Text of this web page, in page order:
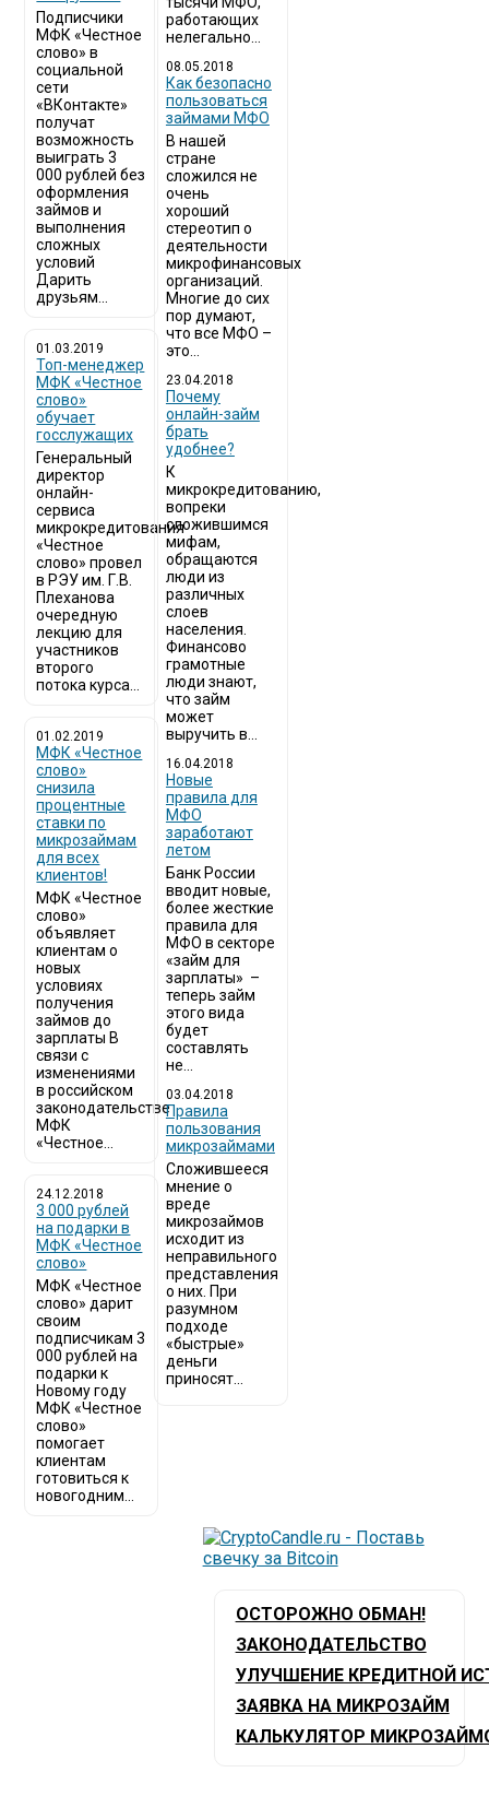
Подписчики
МФК «Честное
слово» в
социальной
сети
«ВКонтакте»
получат
возможность
выиграть 3
000 рублей без
оформления
займов и
выполнения
сложных
условий
Дарить
друзьям...
01.03.2019
Топ-менеджер
МФК «Честное
слово»
обучает
госслужащих
Генеральный
директор
онлайн-
сервиса
микрокредитования
«Честное
слово» провел
в РЭУ им. Г.В.
Плеханова
очередную
лекцию для
участников
второго
потока курса...
01.02.2019
МФК «Честное
слово»
снизила
процентные
ставки по
микрозаймам
для всех
клиентов!
МФК «Честное
слово»
объявляет
клиентам о
новых
условиях
получения
займов до
зарплаты В
связи с
изменениями
в российском
законодательстве
МФК
«Честное...
24.12.2018
3 000 рублей
на подарки в
МФК «Честное
слово»
МФК «Честное
слово» дарит
своим
подписчикам 3
000 рублей на
подарки к
Новому году
МФК «Честное
слово»
помогает
клиентам
готовиться к
новогодним...
работающих
нелегально...
08.05.2018
Как безопасно
пользоваться
займами МФО
В нашей
стране
сложился не
очень
хороший
стереотип о
деятельности
микрофинансовых
организаций.
Многие до сих
пор думают,
что все МФО –
это...
23.04.2018
Почему
онлайн-займ
брать
удобнее?
К
микрокредитованию,
вопреки
сложившимся
мифам,
обращаются
люди из
различных
слоев
населения.
Финансово
грамотные
люди знают,
что займ
может
выручить в...
16.04.2018
Новые
правила для
МФО
заработают
летом
Банк России
вводит новые,
более жесткие
правила для
МФО в секторе
«займ для
зарплаты» –
теперь займ
этого вида
будет
составлять
не...
03.04.2018
​Правила
пользования
микрозаймами
Сложившееся
мнение о
вреде
микрозаймов
исходит из
неправильного
представления
о них. При
разумном
подходе
«быстрые»
деньги
приносят...
ОСТОРОЖНО ОБМАН!
ЗАКОНОДАТЕЛЬСТВО
УЛУЧШЕНИЕ КРЕДИТНОЙ
ЗАЯВКА НА МИКРОЗАЙМ
КАЛЬКУЛЯТОР